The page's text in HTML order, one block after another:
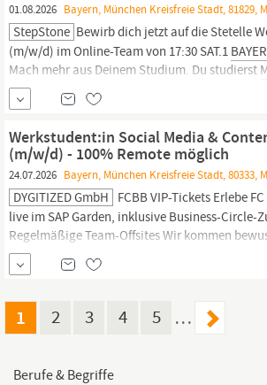
01.08.2026 Bayern, München Kreisfreie Stadt, 81829,
StepStone Bewirb dich jetzt auf die Stetelle
(m/w/d) im Online-Team von 17:30 SAT.1
Mach mehr aus Deinem Studium. Du studierst
Kommunikation,
Journalismus
vergleichbaren Studiengang? Du schreibst
Werkstudent:in Social Media &
(m/w/d) - 100% Remote möglich
24.07.2026 Bayern, München Kreisfreie Stadt, 80333,
DYGITIZED GmbH FCBB VIP-Tickets Erlebe FC
live im SAP Garden, inklusive Business-Circle-
Regelmäßige Team-Offsites Wir kommen
arbeiten fokussiert und feiern Erfolge
Voraussetzungen Was du mitbringen solltest
Kommunikation...
1 2 3 4 5 …
Berufe & Begriffe